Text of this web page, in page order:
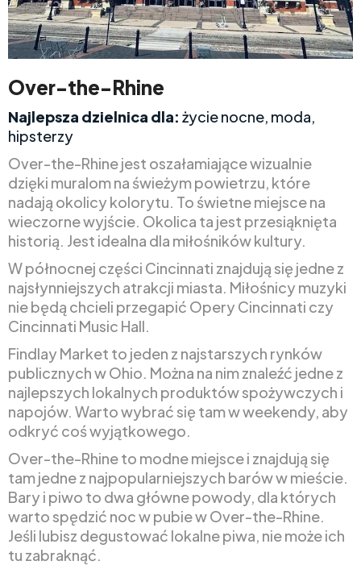
Over-the-Rhine
Najlepsza dzielnica dla: życie nocne, moda,
hipsterzy
Over-the-Rhine jest oszałamiające wizualnie
dzięki muralom na świeżym powietrzu, które
nadają okolicy kolorytu. To świetne miejsce na
wieczorne wyjście. Okolica ta jest przesiąknięta
historią. Jest idealna dla miłośników kultury.
W północnej części Cincinnati znajdują się jedne z
najsłynniejszych atrakcji miasta. Miłośnicy muzyki
nie będą chcieli przegapić Opery Cincinnati czy
Cincinnati Music Hall.
Findlay Market to jeden z najstarszych rynków
publicznych w Ohio. Można na nim znaleźć jedne z
najlepszych lokalnych produktów spożywczych i
napojów. Warto wybrać się tam w weekendy, aby
odkryć coś wyjątkowego.
Over-the-Rhine to modne miejsce i znajdują się
tam jedne z najpopularniejszych barów w mieście.
Bary i piwo to dwa główne powody, dla których
warto spędzić noc w pubie w Over-the-Rhine.
Jeśli lubisz degustować lokalne piwa, nie może ich
tu zabraknąć.